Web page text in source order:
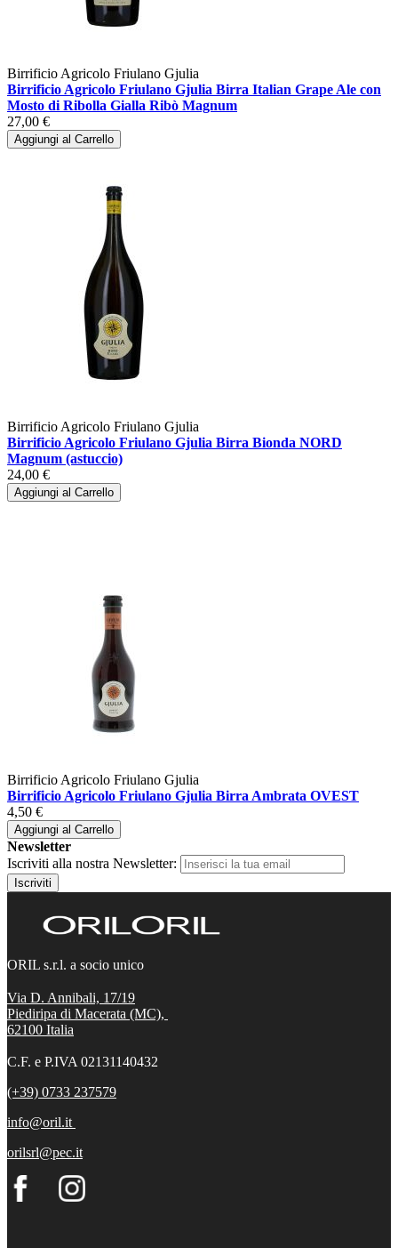
Birrificio Agricolo Friulano Gjulia
Birrificio Agricolo Friulano Gjulia Birra Italian Grape Ale con
Mosto di Ribolla Gialla Ribò Magnum
27,00 €
Aggiungi al Carrello
Birrificio Agricolo Friulano Gjulia
Birrificio Agricolo Friulano Gjulia Birra Bionda NORD
Magnum (astuccio)
24,00 €
Aggiungi al Carrello
Birrificio Agricolo Friulano Gjulia
Birrificio Agricolo Friulano Gjulia Birra Ambrata OVEST
4,50 €
Aggiungi al Carrello
Newsletter
Iscriviti alla nostra Newsletter:
Iscriviti
ORIL s.r.l. a socio unico
Via D. Annibali, 17/19
Piediripa di Macerata (MC),
62100 Italia
C.F. e P.IVA 02131140432
(+39) 0733 237579
info@oril.it
orilsrl@pec.it